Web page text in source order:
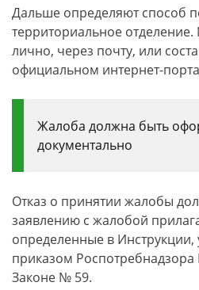
Дальше определяют способ
территориальное
лично, через почту, или
официальном интернет-
Жалоба должна быть
документально
Отказ о принятии жалобы
заявлению с жалобой
определенные в Инструкции,
приказом Роспотребнадзора
Законе № 59.